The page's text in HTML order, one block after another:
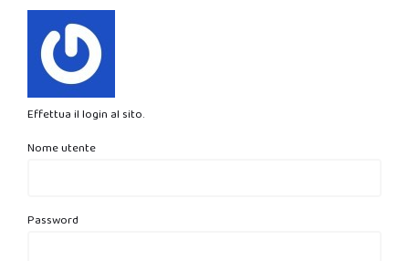
Effettua il login al sito.
Nome utente
Password